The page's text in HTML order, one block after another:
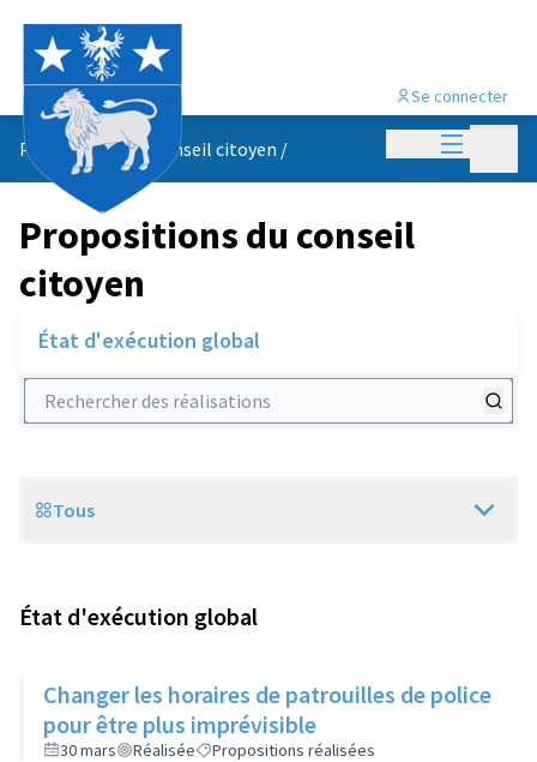
Menu
Se connecter
Propositions du conseil citoyen /
Propositions du conseil
citoyen
État d'exécution global
Rechercher des réalisations
Scope
Tous
État d'exécution global
Changer les horaires de patrouilles de police
pour être plus imprévisible
30 mars Réalisée Propositions réalisées